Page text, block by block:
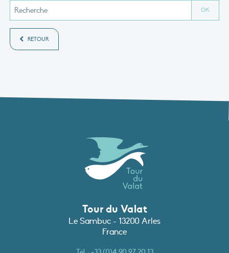
RETOUR
Tour du Valat
Le Sambuc - 13200 Arles
France